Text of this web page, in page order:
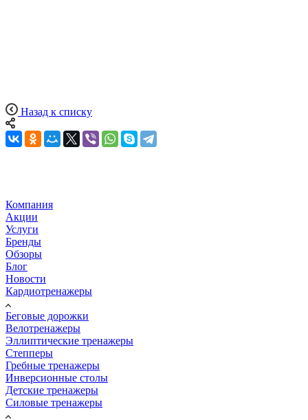
Назад к списку
Компания
Акции
Услуги
Бренды
Обзоры
Блог
Новости
Кардиотренажеры
Беговые дорожки
Велотренажеры
Эллиптические тренажеры
Степперы
Гребные тренажеры
Инверсионные столы
Детские тренажеры
Силовые тренажеры